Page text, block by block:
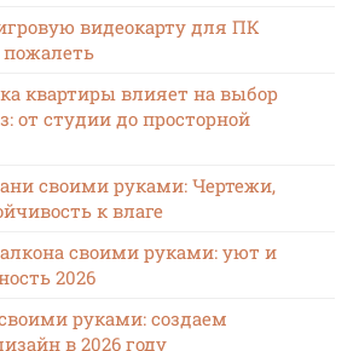
видеокарту для ПК
пожалеть
квартиры влияет на выбор
от студии до просторной
своими руками: Чертежи,
к влаге
своими руками: уют и
2026
руками: создаем
в 2026 году